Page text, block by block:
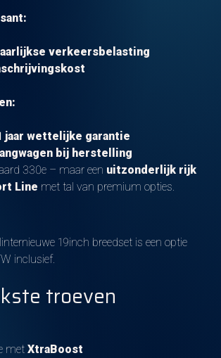
verkeersbelasting
jaar wettelijke garantie
bij herstelling
330e – maar een uitzonderlijk rijk
Line met tal van premium opties.
19inch breedset is een optie
inclusief.
troeven
met XtraBoost